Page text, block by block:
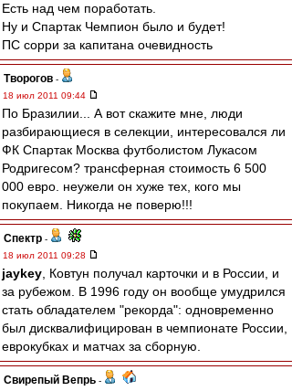
Есть над чем поработать.
Ну и Спартак Чемпион было и будет!
ПС сорри за капитана очевидность
Творогов -
18 июл 2011 09:44
По Бразилии... А вот скажите мне, люди
разбирающиеся в селекции, интересовался ли
ФК Спартак Москва футболистом Лукасом
Родригесом? трансферная стоимость 6 500
000 евро. неужели он хуже тех, кого мы
покупаем. Никогда не поверю!!!
Спектр -
18 июл 2011 09:28
jaykey , Ковтун получал карточки и в России, и
за рубежом. В 1996 году он вообще умудрился
стать обладателем "рекорда": одновременно
был дисквалифицирован в чемпионате России,
еврокубках и матчах за сборную.
Свирепый Вепрь -